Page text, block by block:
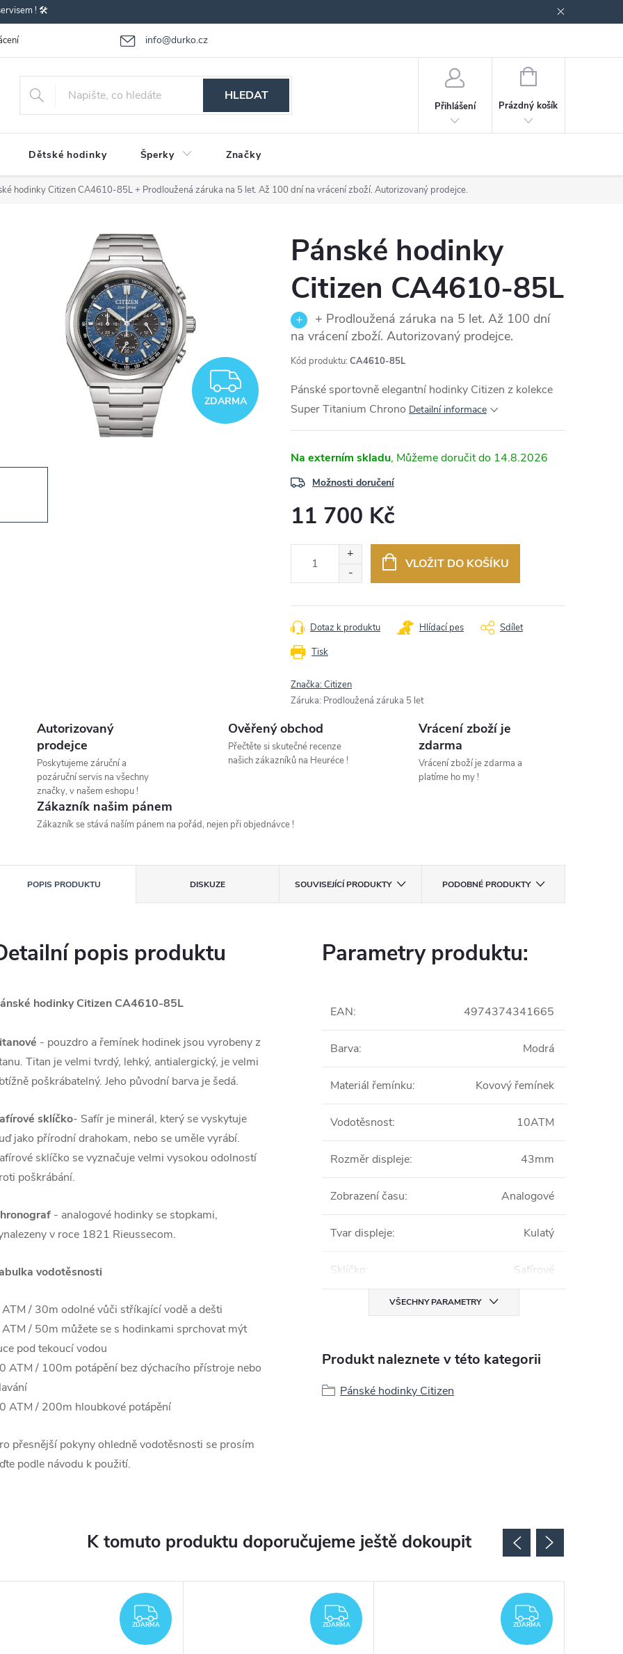
! 🛠️
info@durko.cz
- výměna zboží Reklamace zboží Obchodní podmínky
HLEDAT
Přihlášení
NÁKUPNÍ
Prázdný košík
Dětské hodinky Šperky Značky
hodinky Citizen CA4610-85L+ Prodloužená záruka na 5 let. Až 100 dní na vrácení zboží. Autorizovaný prodejce.
ZDARMA
ZDARMA
Pánské hodinky
Citizen CA4610-85L
+ Prodloužená záruka na 5 let. Až 100 dní
na vrácení zboží. Autorizovaný prodejce.
Kód produktu: CA4610-85L
Pánské sportovně elegantní hodinky Citizen z kolekce
Super Titanium Chrono Detailní informace
Na externím skladu 14.8.2026
Možnosti doručení
11 700 Kč
VLOŽIT DO KOŠÍKU
Tisk
Dotaz k produktu Hlídací pes Sdílet
Značka:Citizen
Záruka: Prodloužená záruka 5 let
Autorizovaný
prodejce
Poskytujeme záruční a
pozáruční servis na všechny
značky, v našem eshopu !
Ověřený obchod
Přečtěte si skutečné recenze
našich zákazníků na Heuréce !
Vrácení zboží je
zdarma
Vrácení zboží je zdarma a
platíme ho my !
Zákazník našim pánem
Zákazník se stává naším pánem na pořád, nejen při objednávce !
POPIS PRODUKTU DISKUZE SOUVISEJÍCÍ PRODUKTY PODOBNÉ PRODUKTY
popis produktu
hodinky Citizen CA4610-85L
- pouzdro a řemínek hodinek jsou vyrobeny z
Titan je velmi tvrdý, lehký, antialergický, je velmi
poškrábatelný. Jeho původní barva je šedá.
sklíčko- Safír je minerál, který se vyskytuje
jako přírodní drahokam, nebo se uměle vyrábí.
sklíčko se vyznačuje velmi vysokou odolností
poškrábání.
- analogové hodinky se stopkami,
v roce 1821 Rieussecom.
vodotěsnosti
/ 30m odolné vůči stříkající vodě a dešti
/ 50m můžete se s hodinkami sprchovat mýt
pod tekoucí vodou
ATM / 100m potápění bez dýchacího přístroje nebo
ATM / 200m hloubkové potápění
přesnější pokyny ohledně vodotěsnosti se prosím
podle návodu k použití.
Parametry produktu:
EAN: 4974374341665
Barva: Modrá
Materiál řemínku: Kovový řemínek
Vodotěsnost: 10ATM
Rozměr displeje: 43mm
Zobrazení času: Analogové
Tvar displeje: Kulatý
Sklíčko: Safírové
VŠECHNY PARAMETRY
Produkt naleznete v této kategorii
Pánské hodinky Citizen
K tomuto produktu doporučujeme ještě dokoupit
ZDARMA
ZDARMA
ZDARMA
ZDARMA
ZDARMA
ZDARMA